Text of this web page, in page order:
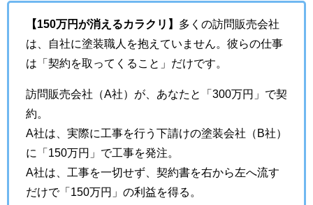
【150万円が消えるカラクリ】 多くの訪問販売会社
は、自社に塗装職人を抱えていません。彼らの仕事
は「契約を取ってくること」だけです。
訪問販売会社（A社）が、あなたと「300万円」で契
約。
A社は、実際に工事を行う下請けの塗装会社（B社）
に「150万円」で工事を発注。
A社は、工事を一切せず、契約書を右から左へ流す
だけで「150万円」の利益を得る。